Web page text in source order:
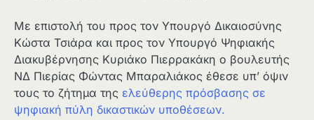
Με επιστολή του προς τον Υπουργό Δικαιοσύνης
Κώστα Τσιάρα και προς τον Υπουργό Ψηφιακής
Διακυβέρνησης Κυριάκο Πιερρακάκη ο βουλευτής
ΝΔ Πιερίας Φώντας Μπαραλιάκος έθεσε υπ’ όψιν
τους το ζήτημα της ελεύθερης πρόσβασης σε
ψηφιακή πύλη δικαστικών υποθέσεων.